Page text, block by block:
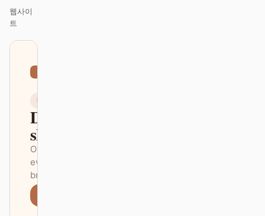
웹사이
트
KEYNOTE
Design that
ships itself.
One DESIGN.md —
every surface on-
brand.